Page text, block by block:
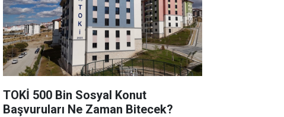
TOKİ 500 Bin Sosyal Konut
Başvuruları Ne Zaman Bitecek?